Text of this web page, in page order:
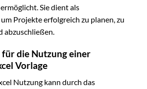
Sie dient als
Projekte erfolgreich zu planen, zu
abzuschließen.
für die Nutzung einer
Vorlage
Nutzung kann durch das